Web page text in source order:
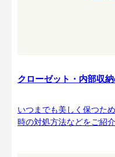
クローゼット・内部収
いつまでも美しく保つた
時の対処方法などをご紹介